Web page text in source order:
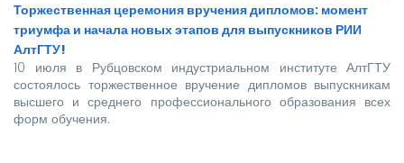
Торжественная церемония вручения дипломов: момент
триумфа и начала новых этапов для выпускников РИИ
АлтГТУ!
10 июля в Рубцовском индустриальном институте АлтГТУ
состоялось торжественное вручение дипломов выпускникам
высшего и среднего профессионального образования всех
форм обучения.